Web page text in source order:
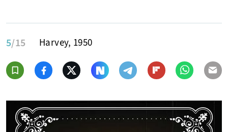
5/15 Harvey, 1950